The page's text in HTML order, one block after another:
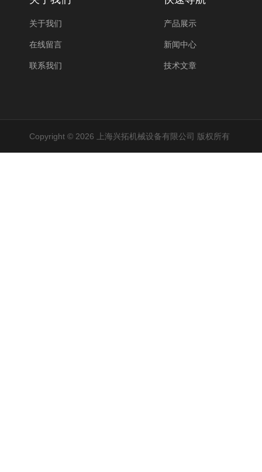
关于我们
在线留言
联系我们
产品展示
新闻中心
技术文章
Copyright © 2026 上海兴拓机械设备有限公司 版权所有